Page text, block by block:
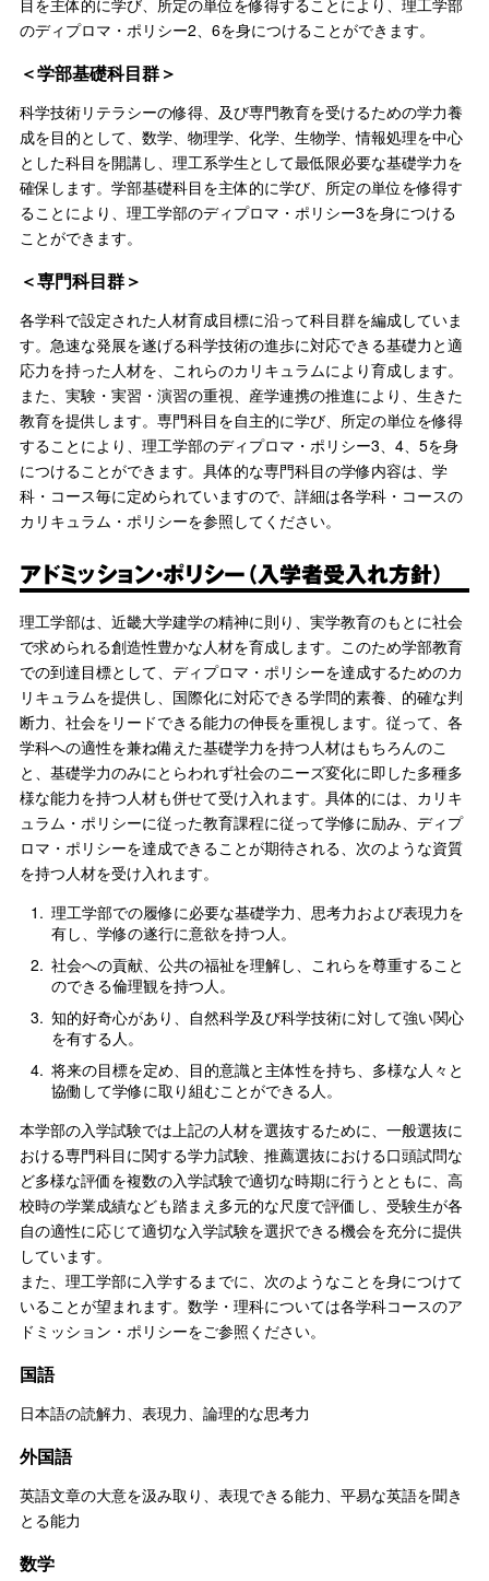
目を主体的に学び、所定の単位を修得することにより、理工学部
のディプロマ・ポリシー2、6を身につけることができます。
＜学部基礎科目群＞
科学技術リテラシーの修得、及び専門教育を受けるための学力養
成を目的として、数学、物理学、化学、生物学、情報処理を中心
とした科目を開講し、理工系学生として最低限必要な基礎学力を
確保します。学部基礎科目を主体的に学び、所定の単位を修得す
ることにより、理工学部のディプロマ・ポリシー3を身につける
ことができます。
＜専門科目群＞
各学科で設定された人材育成目標に沿って科目群を編成していま
す。急速な発展を遂げる科学技術の進歩に対応できる基礎力と適
応力を持った人材を、これらのカリキュラムにより育成します。
また、実験・実習・演習の重視、産学連携の推進により、生きた
教育を提供します。専門科目を自主的に学び、所定の単位を修得
することにより、理工学部のディプロマ・ポリシー3、4、5を身
につけることができます。具体的な専門科目の学修内容は、学
科・コース毎に定められていますので、詳細は各学科・コースの
カリキュラム・ポリシーを参照してください。
アドミッション・ポリシー（入学者受入れ方針）
理工学部は、近畿大学建学の精神に則り、実学教育のもとに社会
で求められる創造性豊かな人材を育成します。このため学部教育
での到達目標として、ディプロマ・ポリシーを達成するためのカ
リキュラムを提供し、国際化に対応できる学問的素養、的確な判
断力、社会をリードできる能力の伸長を重視します。従って、各
学科への適性を兼ね備えた基礎学力を持つ人材はもちろんのこ
と、基礎学力のみにとらわれず社会のニーズ変化に即した多種多
様な能力を持つ人材も併せて受け入れます。具体的には、カリキ
ュラム・ポリシーに従った教育課程に従って学修に励み、ディプ
ロマ・ポリシーを達成できることが期待される、次のような資質
を持つ人材を受け入れます。
1. 理工学部での履修に必要な基礎学力、思考力および表現力を
有し、学修の遂行に意欲を持つ人。
2. 社会への貢献、公共の福祉を理解し、これらを尊重すること
のできる倫理観を持つ人。
3. 知的好奇心があり、自然科学及び科学技術に対して強い関心
を有する人。
4. 将来の目標を定め、目的意識と主体性を持ち、多様な人々と
協働して学修に取り組むことができる人。
本学部の入学試験では上記の人材を選抜するために、一般選抜に
おける専門科目に関する学力試験、推薦選抜における口頭試問な
ど多様な評価を複数の入学試験で適切な時期に行うとともに、高
校時の学業成績なども踏まえ多元的な尺度で評価し、受験生が各
自の適性に応じて適切な入学試験を選択できる機会を充分に提供
しています。
また、理工学部に入学するまでに、次のようなことを身につけて
いることが望まれます。数学・理科については各学科コースのア
ドミッション・ポリシーをご参照ください。
国語
日本語の読解力、表現力、論理的な思考力
外国語
英語文章の大意を汲み取り、表現できる能力、平易な英語を聞き
とる能力
数学